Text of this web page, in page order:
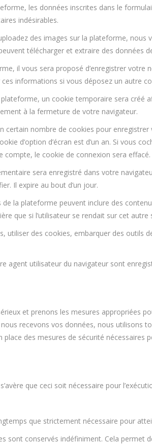
les données inscrites dans le
indésirables.
des images sur la plateforme, nous
télécharger et extraire des données
il vous sera proposé d’enregistrer votre
informations si vous déposez un autre
un cookie temporaire sera
à la fermeture de votre navigateur.
nombre de cookies pour
d’option d’écran est d’un an. Si vous
compte, le cookie de connexion sera effacé.
sera enregistré dans votre
Il expire au bout d’un jour.
la plateforme peuvent inclure des
que si l’utilisateur se rendait sur cet autre
utiliser des cookies, embarquer des outils
agent utilisateur du navigateur sont
et prenons les mesures appropriées
recevons vos données, nous utilisons
des mesures de sécurité nécessaires
que ceci soit nécessaire pour
que strictement nécessaire pour
sont conservés indéfiniment. Cela